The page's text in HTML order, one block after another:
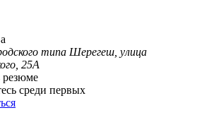
типа Шерегеш, улица
25А
среди первых